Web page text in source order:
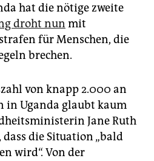
hat die nötige zweite
droht nun mit
für Menschen, die
brechen.
von knapp 2.000 an
in Uganda glaubt kaum
Jane Ruth
dass die Situation „bald
wird“. Von der